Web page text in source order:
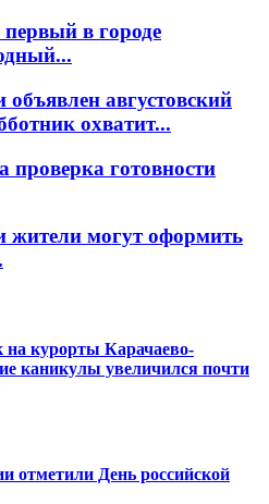
в городе
августовский
охватит...
проверка готовности
жители могут оформить
на курорты Карачаево-
каникулы увеличился почти
отметили День российской